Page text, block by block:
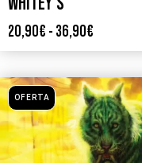
20,90€ - 36,90€
OFERTA